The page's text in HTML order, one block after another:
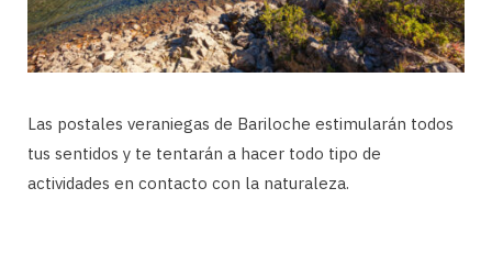
Las postales veraniegas de Bariloche estimularán todos
tus sentidos y te tentarán a hacer todo tipo de
actividades en contacto con la naturaleza.